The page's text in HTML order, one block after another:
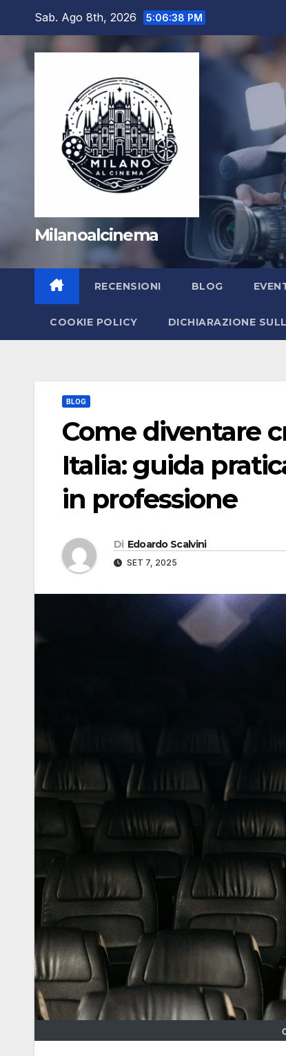
contenuto
Sab. Ago 8th, 2026 5:06:39 PM
Milanoalcinema
RECENSIONI BLOG
COOKIE POLICY DICHIARAZIONE
BLOG
Come diventare
Italia: guida
in professione
Di Edoardo Scalvini
SET 7, 2025